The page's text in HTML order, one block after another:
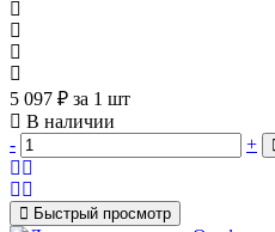
5 097 ₽ за 1 шт
В наличии
-
+
Быстрый просмотр